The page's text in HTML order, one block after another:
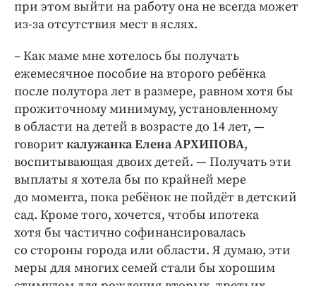
при этом выйти на работу она не всегда может
из-за отсутствия мест в яслях.
– Как маме мне хотелось бы получать
ежемесячное пособие на второго ребёнка
после полутора лет в размере, равном хотя бы
прожиточному минимуму, установленному
в области на детей в возрасте до 14 лет, — ​
говорит калужанка Елена АРХИПОВА,
воспитывающая двоих детей. — ​Получать эти
выплаты я хотела бы по крайней мере
до момента, пока ребёнок не пойдёт в детский
сад. Кроме того, хочется, чтобы ипотека
хотя бы частично софинансировалась
со стороны города или области. Я думаю, эти
меры для многих семей стали бы хорошим